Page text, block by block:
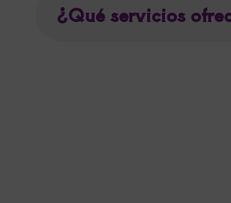
¿Qué servicios